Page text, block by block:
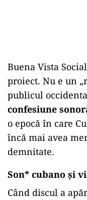
Buena Vista
proiect. Nu e un
publicul
confesiune
o epocă în care
încă mai avea
demnitate.
Son* cubano și
Când discul a